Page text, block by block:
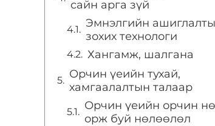
сайн арга зүй
Эмнэлгийн
зохих технологи
Хангамж, шалгана
Орчин үеийн тухай,
хамгаалалтын талаар
Орчин үеийн орчин
орж буй нөлөөлөл